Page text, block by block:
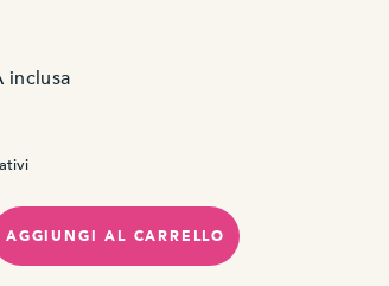
inclusa
AGGIUNGI AL CARRELLO